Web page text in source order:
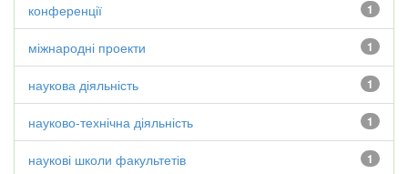
1
конференції
1
міжнародні проекти
1
наукова діяльність
1
науково-технічна діяльність
1
наукові школи факультетів